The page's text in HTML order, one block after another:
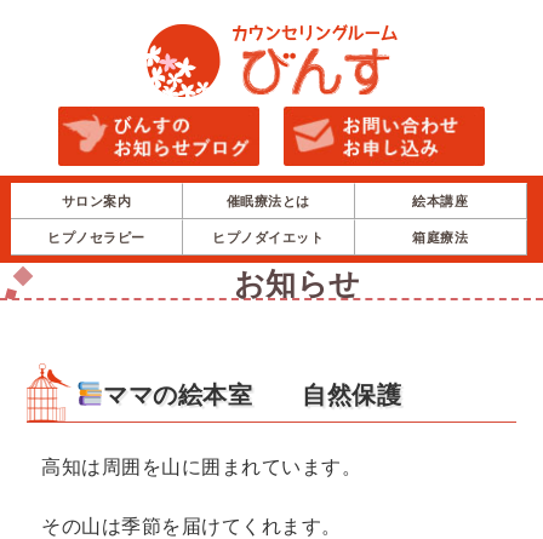
サロン案内 催眠療法とは 絵本講座
ヒプノセラピー ヒプノダイエット 箱庭療法
お知らせ
ママの絵本室 自然保護
高知は周囲を山に囲まれています。
その山は季節を届けてくれます。